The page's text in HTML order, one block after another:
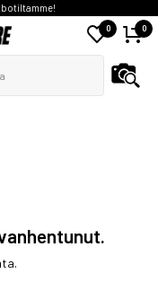
0 0